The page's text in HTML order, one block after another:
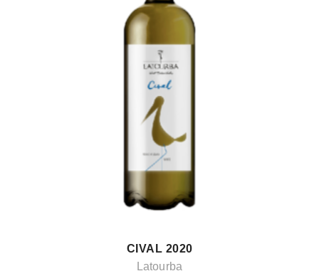
ADD TO CART
CIVAL 2020
Latourba